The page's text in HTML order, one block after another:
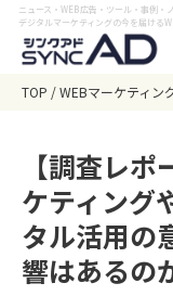
ニュース・WEB広告・ツール・事例・
デジタルマーケティングの今を届ける
TOP WEBマーケティン
【調査レ
ケティング
タル活用の
響はあるの